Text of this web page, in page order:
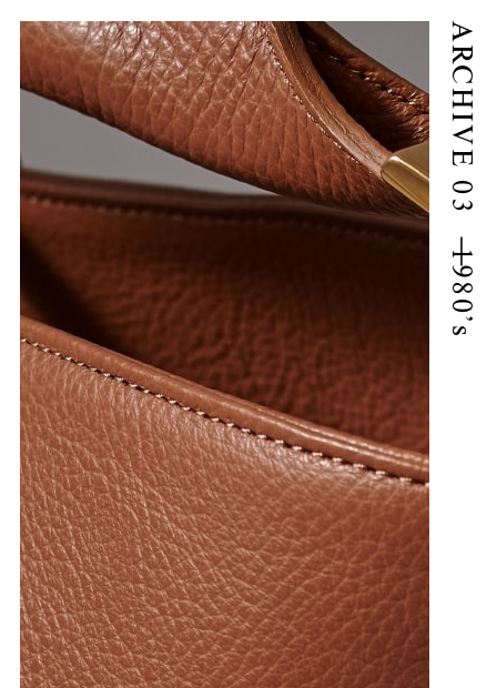
ARCHIVE 03｜1980’s